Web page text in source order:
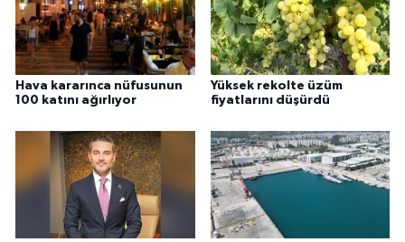
Hava kararınca nüfusunun
100 katını ağırlıyor
Yüksek rekolte üzüm
fiyatlarını düşürdü